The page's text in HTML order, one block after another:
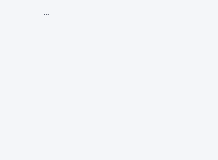
...